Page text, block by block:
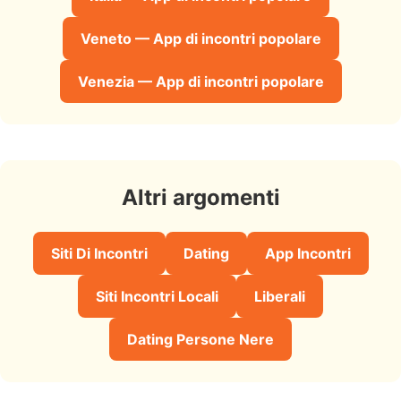
Veneto — App di incontri popolare
Venezia — App di incontri popolare
Altri argomenti
Siti Di Incontri Dating App Incontri
Siti Incontri Locali Liberali
Dating Persone Nere